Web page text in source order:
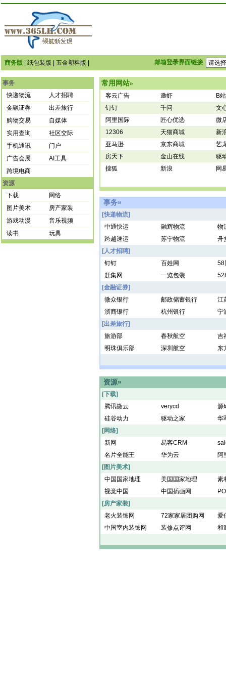
商务版 纸包装版 五金塑料版 邮箱登录界面链接
事务
快递物流
人才招聘
金融证券
出差旅行
购物交易
自媒体
实用查询
社区交际
手机通讯
门户
广告会展
AI工具
跨境电商
资源
下载
网络
图片美术
房产家装
游戏动漫
音乐视频
读书
玩具
常用网站»
客云广告 邀虾
B站
钉钉
千问
文
阿里国际
匠心优选
微
12306
天猫商城
新
亚马逊
京东商城
艺
房天下
金山在线
驱
搜狐
新浪 网
事务»
[快递物流]
中通快运
融辉物流
物
跨越速运
苏宁物流
舟
[人才招聘]
钉钉
百姓网
58
赶集网
一览包装
[金融证券]
微众银行
邮政储蓄银行
江
浙商银行
杭州银行
宁
[出差旅行]
旅游部
春秋航空
吉
明珠俱乐部
深圳航空 东
资源»
[下载]
腾讯微云
verycd
源
硅谷动力
驱动之家
华
[网络]
新网
易客CRM
名片全能王
华为云
阿
[图片美术]
中国国家地理
美国国家地理
素
视觉中国
中国插画网
[房产家装]
老火装饰网
72家家居团购网
爱
中国室内装饰网
装修点评网 和